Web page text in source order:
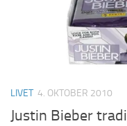
LIVET 4. OKTOBER 2010
Justin Bieber